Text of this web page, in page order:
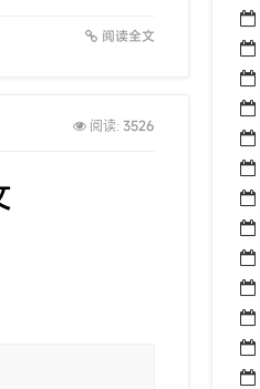
阅读全文
阅读: 3526